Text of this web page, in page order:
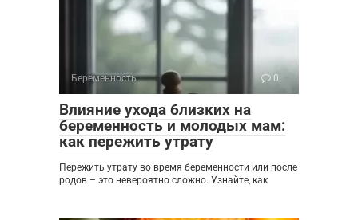
Беременность 0
Влияние ухода близких на
беременность и молодых мам:
как пережить утрату
Пережить утрату во время беременности или после
родов – это невероятно сложно. Узнайте, как